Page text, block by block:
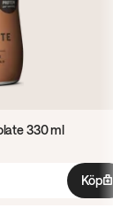
330 ml
Köp